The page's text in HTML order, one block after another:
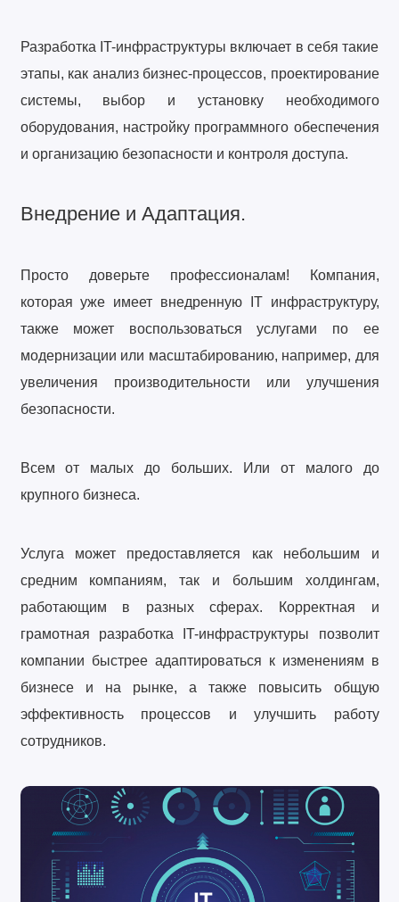
Разработка IT-инфраструктуры включает в себя такие
этапы, как анализ бизнес-процессов, проектирование
системы, выбор и установку необходимого
оборудования, настройку программного обеспечения
и организацию безопасности и контроля доступа.
Внедрение и Адаптация.
Просто доверьте профессионалам! Компания,
которая уже имеет внедренную IT инфраструктуру,
также может воспользоваться услугами по ее
модернизации или масштабированию, например, для
увеличения производительности или улучшения
безопасности.
Всем от малых до больших. Или от малого до
крупного бизнеса.
Услуга может предоставляется как небольшим и
средним компаниям, так и большим холдингам,
работающим в разных сферах. Корректная и
грамотная разработка IT-инфраструктуры позволит
компании быстрее адаптироваться к изменениям в
бизнесе и на рынке, а также повысить общую
эффективность процессов и улучшить работу
сотрудников.